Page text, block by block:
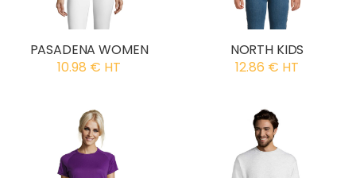
PASADENA WOMEN
10.98 € HT
NORTH KIDS
12.86 € HT